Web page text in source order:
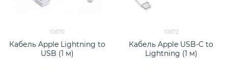
10670
Кабель Apple Lightning to
USB (1 м)
10672
Кабель Apple USB-C to
Lightning (1 м)